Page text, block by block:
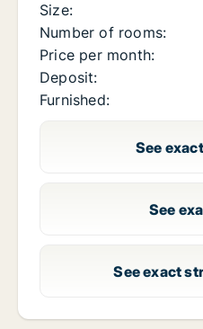
Size:
Number of rooms:
Price per month:
Deposit:
Furnished:
See
See
See exact